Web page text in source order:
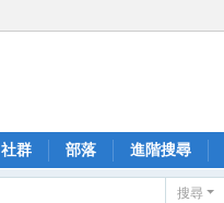
社群 部落 進階搜尋
搜尋